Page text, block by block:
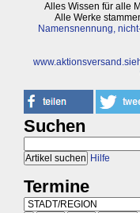
Alles Wissen für alle
Alle Werke
Namensnennung,
Suchen
Hilfe
Termine